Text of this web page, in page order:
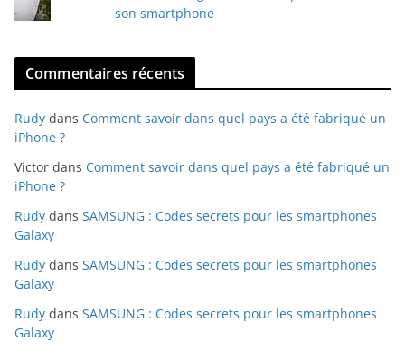
son smartphone
Commentaires récents
Rudy dans Comment savoir dans quel pays a été fabriqué un
iPhone ?
Victor dans Comment savoir dans quel pays a été fabriqué un
iPhone ?
Rudy dans SAMSUNG : Codes secrets pour les smartphones
Galaxy
Rudy dans SAMSUNG : Codes secrets pour les smartphones
Galaxy
Rudy dans SAMSUNG : Codes secrets pour les smartphones
Galaxy